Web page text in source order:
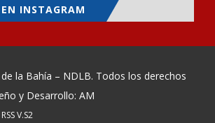
INSTAGRAM
la Bahía – NDLB. Todos los derechos
y Desarrollo: AM
V.S2